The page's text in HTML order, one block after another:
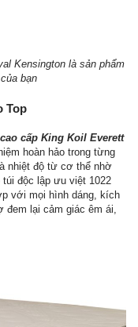
Kensington là sản phẩm
bạn
Top
cấp King Koil Everett
hoàn hảo trong từng
nhiệt độ từ cơ thể nhờ
độc lập ưu việt 1022
với mọi hình dáng, kích
đem lại cảm giác êm ái,